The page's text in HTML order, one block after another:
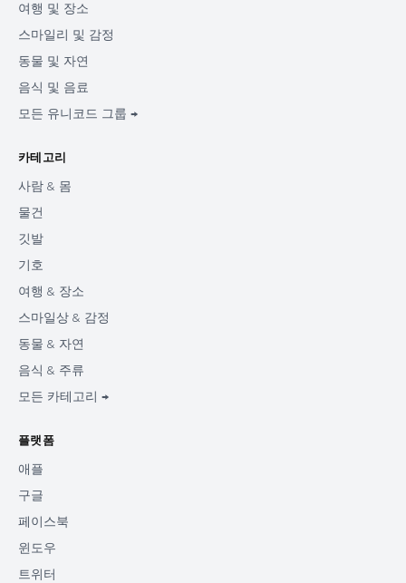
여행 및 장소
스마일리 및 감정
동물 및 자연
음식 및 음료
모든 유니코드 그룹 →
카테고리
사람 & 몸
물건
깃발
기호
여행 & 장소
스마일상 & 감정
동물 & 자연
음식 & 주류
모든 카테고리 →
플랫폼
애플
구글
페이스북
윈도우
트위터